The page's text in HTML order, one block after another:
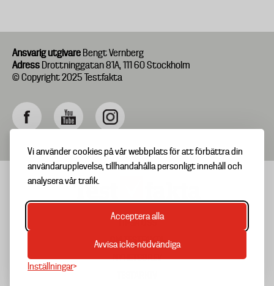
Vi använder cookies på vår webbplats för att förbättra din
användarupplevelse, tillhandahålla personligt innehåll och
analysera vår trafik.
Acceptera alla
Avvisa icke-nödvändiga
Inställningar
Ansvarig utgivare Bengt Vernberg
Adress Drottninggatan 81A, 111 60 Stockholm
© Copyright 2025 Testfakta
Footer
menu
TIPSA OSS
OM TESTFAKTA
NYHETSBREV